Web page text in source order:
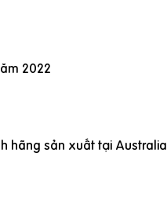
2022
hãng sản xuất tại Australia